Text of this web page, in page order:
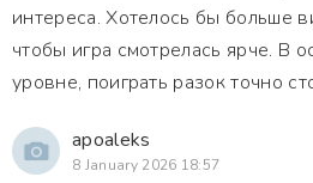
интереса. Хотелось бы больше
чтобы игра смотрелась ярче. В
уровне, поиграть разок точно
apoaleks
8 January 2026 18:57